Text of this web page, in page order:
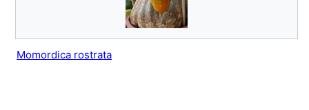
Momordica rostrata